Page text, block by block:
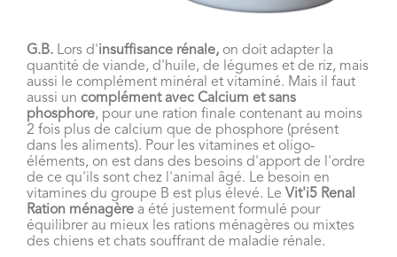
G.B. Lors d'insuffisance rénale, on doit adapter la
quantité de viande, d'huile, de légumes et de riz, mais
aussi le complément minéral et vitaminé. Mais il faut
aussi un complément avec Calcium et sans
phosphore, pour une ration finale contenant au moins
2 fois plus de calcium que de phosphore (présent
dans les aliments). Pour les vitamines et oligo-
éléments, on est dans des besoins d'apport de l'ordre
de ce qu'ils sont chez l'animal âgé. Le besoin en
vitamines du groupe B est plus élevé. Le Vit'i5 Renal
Ration ménagère a été justement formulé pour
équilibrer au mieux les rations ménagères ou mixtes
des chiens et chats souffrant de maladie rénale.